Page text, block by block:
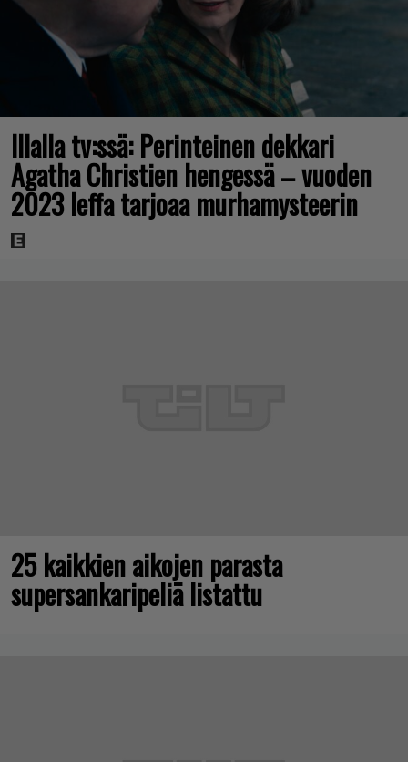
Illalla tv:ssä: Perinteinen dekkari
Agatha Christien hengessä – vuoden
2023 leffa tarjoaa murhamysteerin
25 kaikkien aikojen parasta
supersankaripeliä listattu